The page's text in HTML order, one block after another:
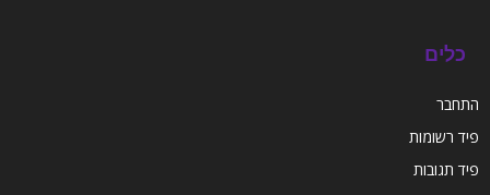
כלים
התחבר
פיד רשומות
פיד תגובות